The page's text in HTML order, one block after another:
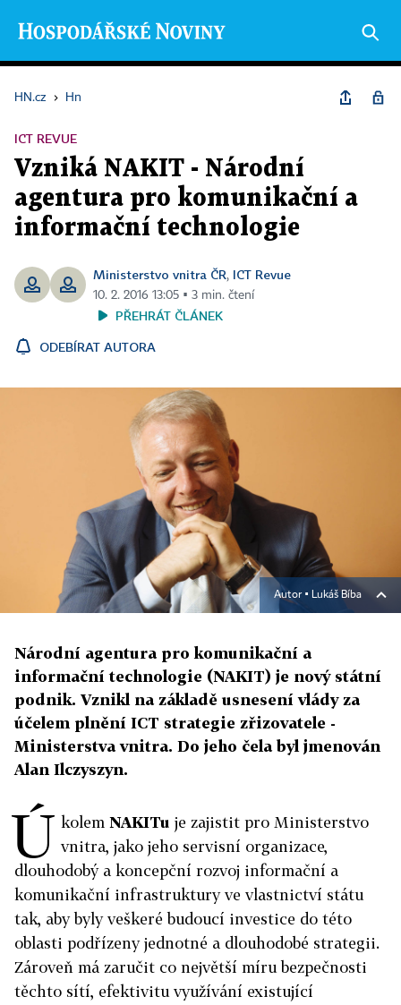
HN.cz › Hn
ICT REVUE
Vzniká NAKIT - Národní
agentura pro komunikační a
informační technologie
Ministerstvo vnitra ČR, ICT Revue
10. 2. 2016 13:05 ▪ 3 min. čtení
PŘEHRÁT ČLÁNEK
ODEBÍRAT AUTORA
Autor ▪ Lukáš Bíba
Národní agentura pro komunikační a
informační technologie (NAKIT) je nový státní
podnik. Vznikl na základě usnesení vlády za
účelem plnění ICT strategie zřizovatele -
Ministerstva vnitra. Do jeho čela byl jmenován
Alan Ilczyszyn.
Ú kolem NAKITu je zajistit pro Ministerstvo
vnitra, jako jeho servisní organizace,
dlouhodobý a koncepční rozvoj informační a
komunikační infrastruktury ve vlastnictví státu
tak, aby byly veškeré budoucí investice do této
oblasti podřízeny jednotné a dlouhodobé strategii.
Zároveň má zaručit co největší míru bezpečnosti
těchto sítí, efektivitu využívání existující